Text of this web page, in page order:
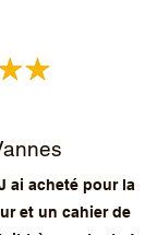
ai acheté pour la
et un cahier de